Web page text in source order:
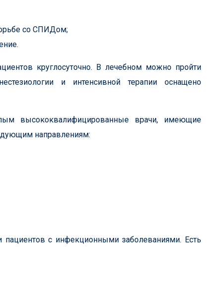
со СПИДом;
круглосуточно. В лечебном можно пройти
и интенсивной терапии оснащено
высококвалифицированные врачи, имеющие
направлениям:
с инфекционными заболеваниями. Есть